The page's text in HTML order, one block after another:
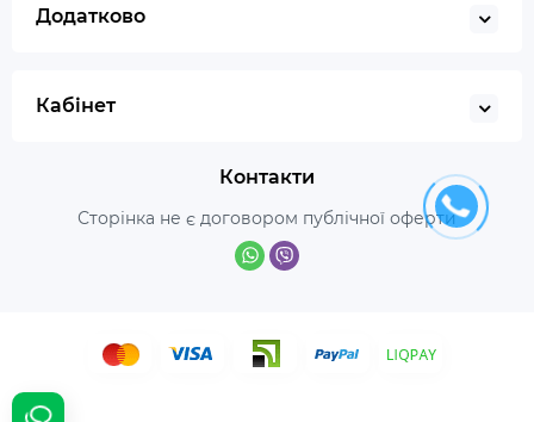
Додатково
Кабінет
Контакти
Сторінка не є договором публічної оферти